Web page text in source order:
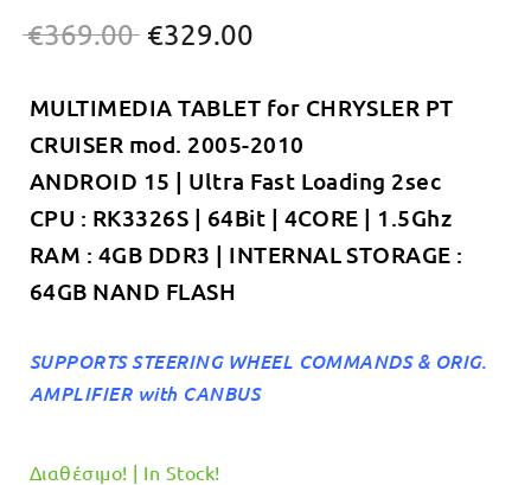
€369.00 Original
was:
€369.00.
€329.00
τιμή
είναι:
€329.00.
MULTIMEDIA TABLET for CHRYSLER PT
CRUISER mod. 2005-2010
ANDROID 15 | Ultra Fast Loading 2sec
CPU : RK3326S | 64Bit | 4CORE | 1.5Ghz
RAM : 4GB DDR3 | INTERNAL STORAGE :
64GB NAND FLASH
SUPPORTS STEERING WHEEL COMMANDS & ORIG.
AMPLIFIER with CANBUS
Διαθέσιμο! | In Stock!